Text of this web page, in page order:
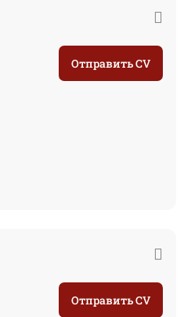
Отправить CV
Отправить CV